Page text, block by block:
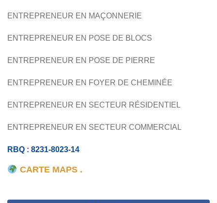
COMMERCIAL
​ENTREPRENEUR EN MAÇONNERIE
ENTREPRENEUR EN POSE DE BLOCS
ENTREPRENEUR EN POSE DE PIERRE
ENTREPRENEUR EN FOYER DE CHEMINÉE
ENTREPRENEUR EN SECTEUR RÉSIDENTIEL
ENTREPRENEUR EN SECTEUR COMMERCIAL
RBQ : 8231-8023-14
CARTE MAPS .